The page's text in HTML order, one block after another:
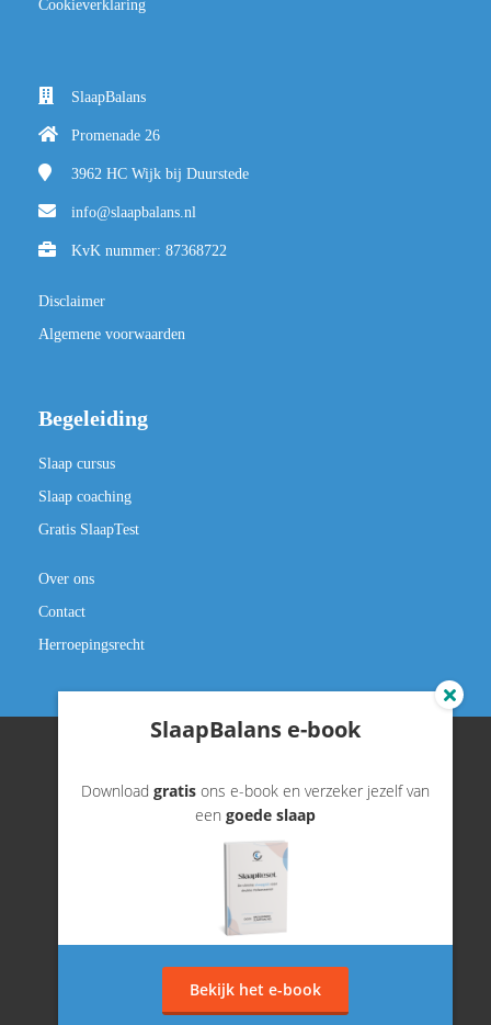
Cookieverklaring
SlaapBalans
Promenade 26
3962 HC Wijk bij Duurstede
info@slaapbalans.nl
KvK nummer: 87368722
Disclaimer
Algemene voorwaarden
Begeleiding
Slaap cursus
Slaap coaching
Gratis SlaapTest
Over ons
Contact
Herroepingsrecht
©️ slaapbalans.nl
SlaapBalans e-book
Download gratis ons e-book en verzeker jezelf van
een goede slaap
Bekijk het e-book